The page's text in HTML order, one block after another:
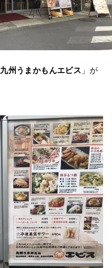
九州うまかもんエビス 」が